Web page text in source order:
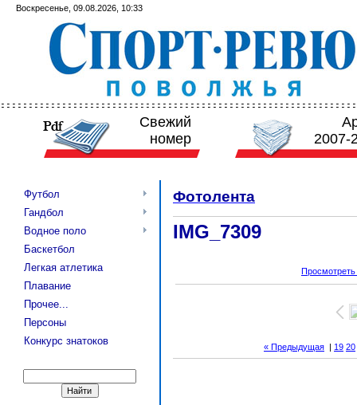
Воскресенье, 09.08.2026, 10:33
Свежий
номер
2007-
Футбол
Гандбол
Водное поло
Баскетбол
Легкая атлетика
Плавание
Прочее...
Персоны
Конкурс знатоков
Фотолента
IMG_7309
« Предыдущая | 19 20